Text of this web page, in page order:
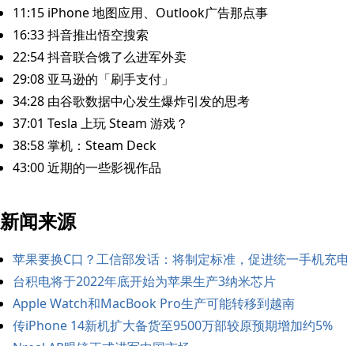
11:15 iPhone 地图应用、Outlook广告那点事
16:33 抖音推出悟空搜索
22:54 抖音联合饿了么进军外卖
29:08 亚马逊的「刷手支付」
34:28 由谷歌数据中心发生爆炸引发的思考
37:01 Tesla 上玩 Steam 游戏？
38:58 掌机：Steam Deck
43:00 近期的一些影视作品
新闻来源
苹果要换C口？工信部发话：将制定标准，促进统一手机充
台积电将于2022年底开始为苹果生产3纳米芯片
Apple Watch和MacBook Pro生产可能转移到越南
传iPhone 14新机扩大备货至9500万部较原预期增加约5%